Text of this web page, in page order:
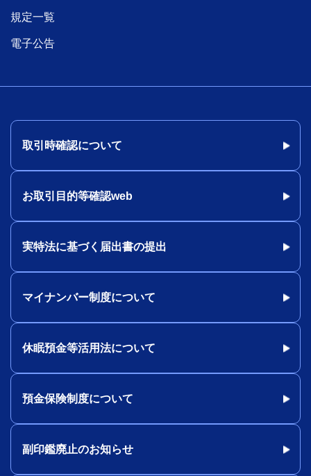
規定一覧
電子公告
取引時確認について
お取引目的等確認web
実特法に基づく届出書の提出
マイナンバー制度について
休眠預金等活用法について
預金保険制度について
副印鑑廃止のお知らせ